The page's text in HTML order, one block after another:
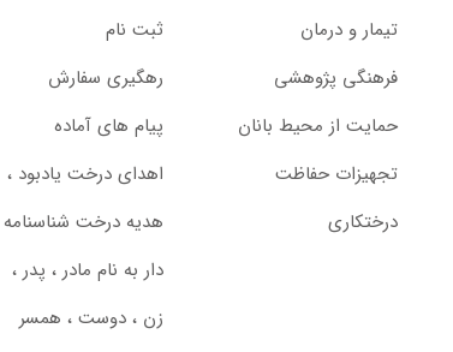
تیمار و درمان
فرهنگی پژوهشی
حمایت از محیط بانان
تجهیزات حفاظت
درختکاری
ثبت نام
رهگیری سفارش
پیام های آماده
اهدای درخت یادبود ،‌
هدیه درخت شناسنامه
دار به نام مادر ، پدر ،
زن ، دوست ، همسر